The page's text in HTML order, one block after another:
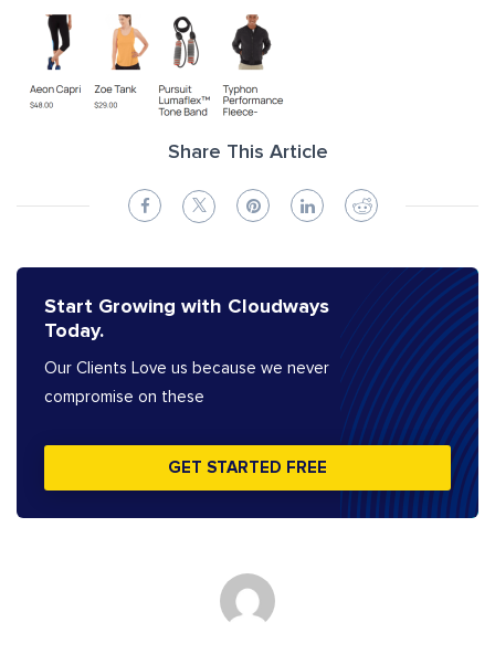
Share This Article
Start Growing with Cloudways
Today.
Our Clients Love us because we never
compromise on these
GET STARTED FREE